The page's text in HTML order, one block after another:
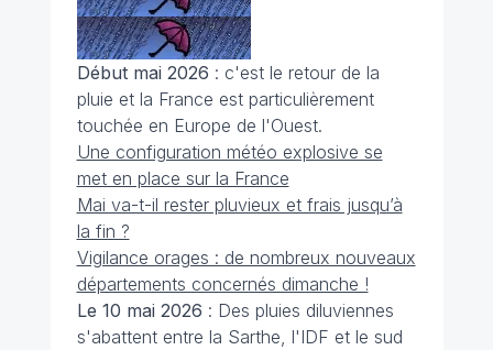
Début mai 2026 : c'est le retour de la
pluie et la France est particulièrement
touchée en Europe de l'Ouest.
Une configuration météo explosive se
met en place sur la France
Mai va-t-il rester pluvieux et frais jusqu’à
la fin ?
Vigilance orages : de nombreux nouveaux
départements concernés dimanche !
Le 10 mai 2026 : Des pluies diluviennes
s'abattent entre la Sarthe, l'IDF et le sud